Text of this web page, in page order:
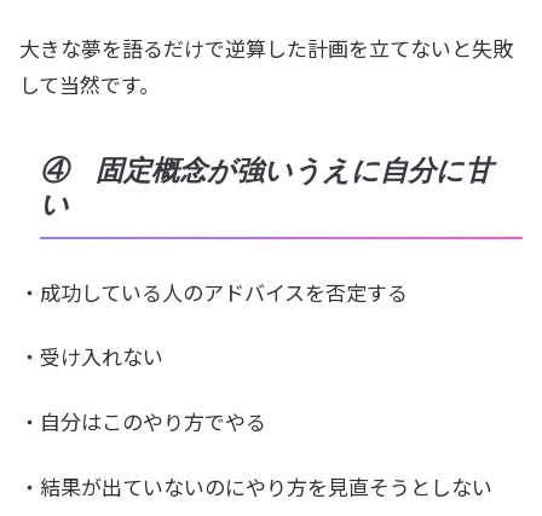
大きな夢を語るだけで逆算した計画を立てないと失敗
して当然です。
④ 固定概念が強いうえに自分に甘
い
・成功している人のアドバイスを否定する
・受け入れない
・自分はこのやり方でやる
・結果が出ていないのにやり方を見直そうとしない